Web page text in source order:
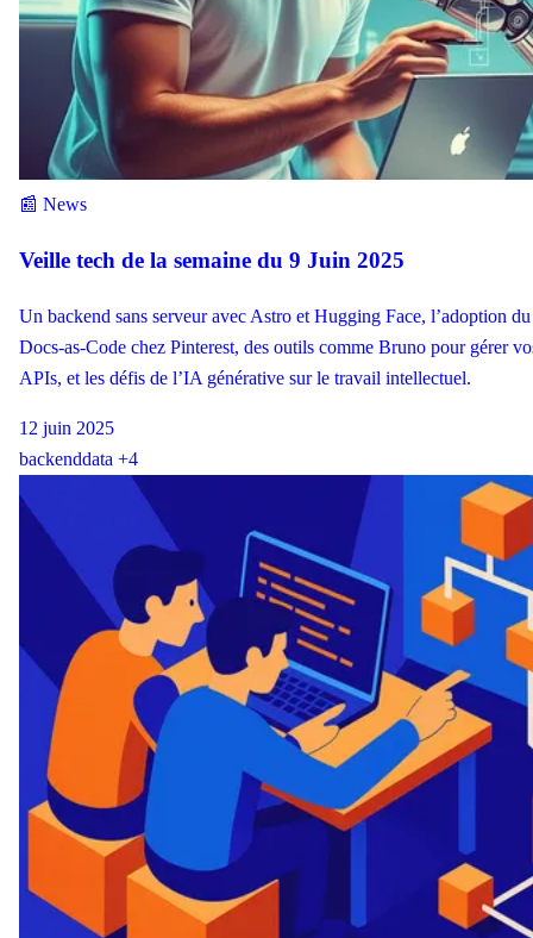
📰 News
Veille tech de la semaine du 9 Juin 2025
Un backend sans serveur avec Astro et Hugging Face, l’adoption du
Docs-as-Code chez Pinterest, des outils comme Bruno pour gérer
APIs, et les défis de l’IA générative sur le travail intellectuel.
12 juin 2025
backenddata +4